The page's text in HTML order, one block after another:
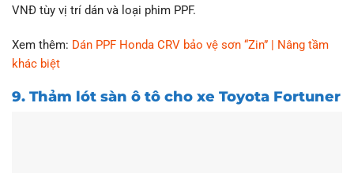
VNĐ tùy vị trí dán và loại phim PPF.
Xem thêm: Dán PPF Honda CRV bảo vệ sơn “Zin” | Nâng tầm
khác biệt
9. Thảm lót sàn ô tô cho xe Toyota Fortuner